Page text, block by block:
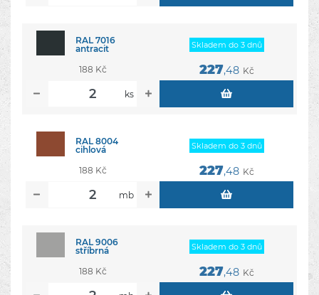
RAL 7016
antracit
Skladem do 3 dnů
188 Kč 227,48 Kč
ks
RAL 8004
cihlová
Skladem do 3 dnů
188 Kč 227,48 Kč
mb
RAL 9006
stříbrná
Skladem do 3 dnů
188 Kč 227,48 Kč